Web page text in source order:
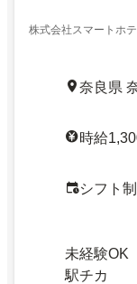
株式会社スマートホ
奈良県
時給
シフト
未経験OK
駅チカ